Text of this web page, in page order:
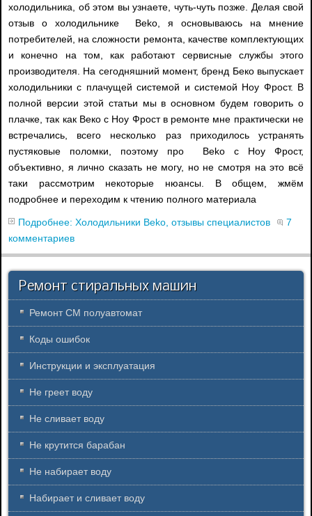
холодильника, об этом вы узнаете, чуть-чуть позже. Делая свой
отзыв о холодильнике Beko, я основываюсь на мнение
потребителей, на сложности ремонта, качестве комплектующих
и конечно на том, как работают сервисные службы этого
производителя. На сегодняшний момент, бренд Беко выпускает
холодильники с плачущей системой и системой Ноу Фрост. В
полной версии этой статьи мы в основном будем говорить о
плачке, так как Веко с Ноу Фрост в ремонте мне практически не
встречались, всего несколько раз приходилось устранять
пустяковые поломки, поэтому про Beko с Ноу Фрост,
объективно, я лично сказать не могу, но не смотря на это всё
таки рассмотрим некоторые нюансы. В общем, жмём
подробнее и переходим к чтению полного материала
Подробнее: Холодильники Beko, отзывы специалистов
7
комментариев
Ремонт стиральных машин
Ремонт СМ полуавтомат
Коды ошибок
Инструкции и эксплуатация
Не греет воду
Не сливает воду
Не крутится барабан
Не набирает воду
Набирает и сливает воду